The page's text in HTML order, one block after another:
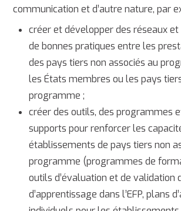
communication et d’autre nature, par
créer et développer des réseaux et
de bonnes pratiques entre les
des pays tiers non associés au
les États membres ou les pays
programme ;
créer des outils, des programmes
supports pour renforcer les
établissements de pays tiers non
programme (programmes de
outils d’évaluation et de validation
d’apprentissage dans l’EFP, plans